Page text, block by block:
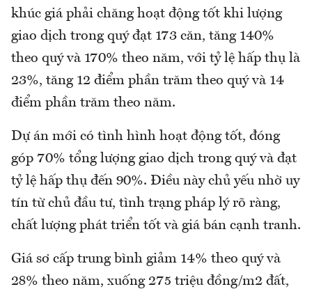
khúc giá phải chăng hoạt động tốt khi lượng
giao dịch trong quý đạt 173 căn, tăng 140%
theo quý và 170% theo năm, với tỷ lệ hấp thụ là
23%, tăng 12 điểm phần trăm theo quý và 14
điểm phần trăm theo năm.
Dự án mới có tình hình hoạt động tốt, đóng
góp 70% tổng lượng giao dịch trong quý và đạt
tỷ lệ hấp thụ đến 90%. Điều này chủ yếu nhờ uy
tín từ chủ đầu tư, tình trạng pháp lý rõ ràng,
chất lượng phát triển tốt và giá bán cạnh tranh.
Giá sơ cấp trung bình giảm 14% theo quý và
28% theo năm, xuống 275 triệu đồng/m2 đất,